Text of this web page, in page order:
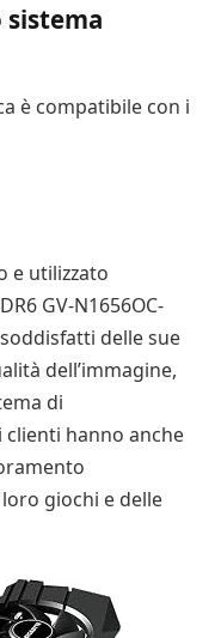
sistema
è compatibile con i
e utilizzato
GV-N1656OC-
delle sue
dell’immagine,
di
hanno anche
giochi e delle